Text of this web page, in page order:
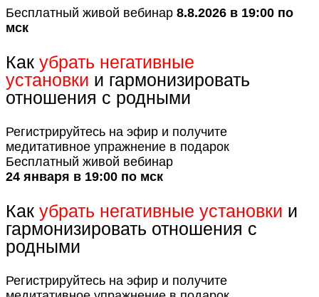
Бесплатный живой вебинар 8.8.2026 в 19:00 по
мск
Как убрать негативные
установки и гармонизировать
отношения с родными
Регистрируйтесь на эфир и получите
медитативное упражнение в подарок
Бесплатный живой вебинар
24 января в 19:00 по мск
Как убрать негативные установки и
гармонизировать отношения с
родными
Регистрируйтесь на эфир и получите